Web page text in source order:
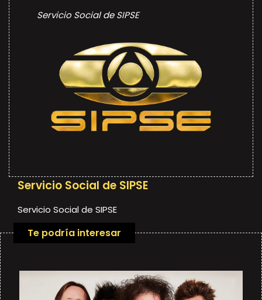
Servicio Social de SIPSE
Servicio Social de SIPSE
Servicio Social de SIPSE
Te podría interesar